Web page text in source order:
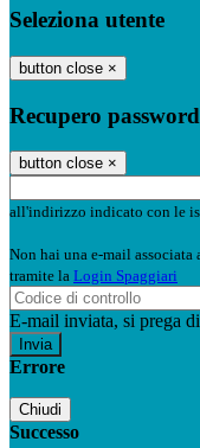
Seleziona utente
button close ×
Recupero password
button close ×
all'indirizzo indicato con le
Non hai una e-mail associata
tramite la Login Spaggiari
E-mail inviata, si prega
Errore
Chiudi
Successo